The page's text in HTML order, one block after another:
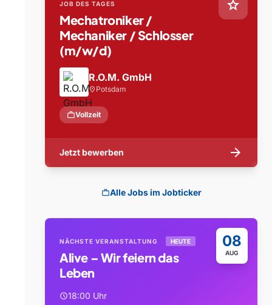
star
JOB DES TAGES
Mechatroniker /
Mechaniker / Schlosser
(m/w/d)
R.O.M. GmbH
location_on Potsdam
workVollzeit
Jetzt bewerben arrow_forward
workAlle Jobs im Jobticker
08
AUG
NÄCHSTE VERANSTALTUNG HEUTE
Alive – Wir feiern das
Leben
schedule18:00 Uhr